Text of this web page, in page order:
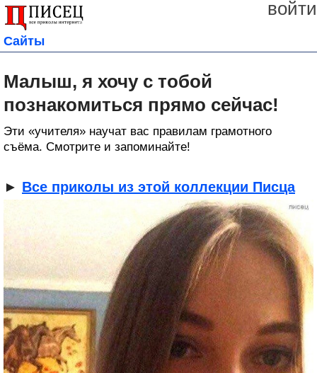
войти
Сайты
Малыш, я хочу с тобой
познакомиться прямо сейчас!
Эти «учителя» научат вас правилам грамотного
съёма. Смотрите и запоминайте!
► Все приколы из этой коллекции Писца